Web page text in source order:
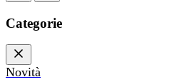
Categorie
Novità